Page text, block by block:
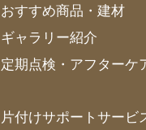
おすすめ商品・建材
ギャラリー紹介
定期点検・アフターケ
片付けサポートサービ